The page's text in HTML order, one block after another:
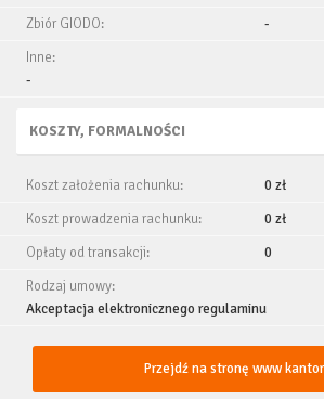
Zbiór GIODO:
-
Inne:
-
KOSZTY, FORMALNOŚCI
Koszt założenia rachunku:
0 zł
Koszt prowadzenia rachunku:
0 zł
Opłaty od transakcji:
0
Rodzaj umowy:
Akceptacja elektronicznego regulaminu
Przejdź na stronę www